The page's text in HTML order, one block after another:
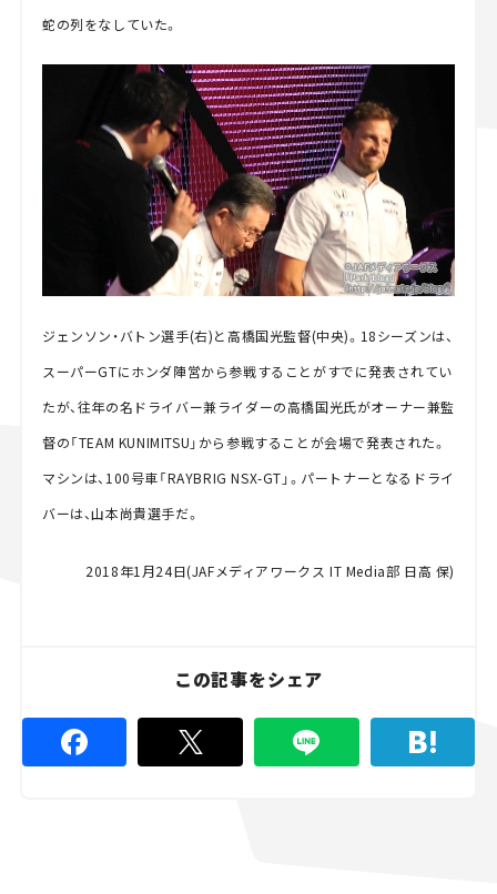
蛇の列をなしていた。
ジェンソン・バトン選手(右)と高橋国光監督(中央)。18シーズンは、
スーパーGTにホンダ陣営から参戦することがすでに発表されてい
たが、往年の名ドライバー兼ライダーの高橋国光氏がオーナー兼監
督の「TEAM KUNIMITSU」から参戦することが会場で発表された。
マシンは、100号車「RAYBRIG NSX-GT」。パートナーとなるドライ
バーは、山本尚貴選手だ。
2018年1月24日(JAFメディアワークス IT Media部 日高 保)
この記事をシェア